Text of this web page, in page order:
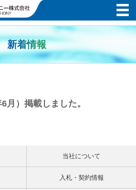
新着情報
月）掲載しました。
当社について
入札・契約情報